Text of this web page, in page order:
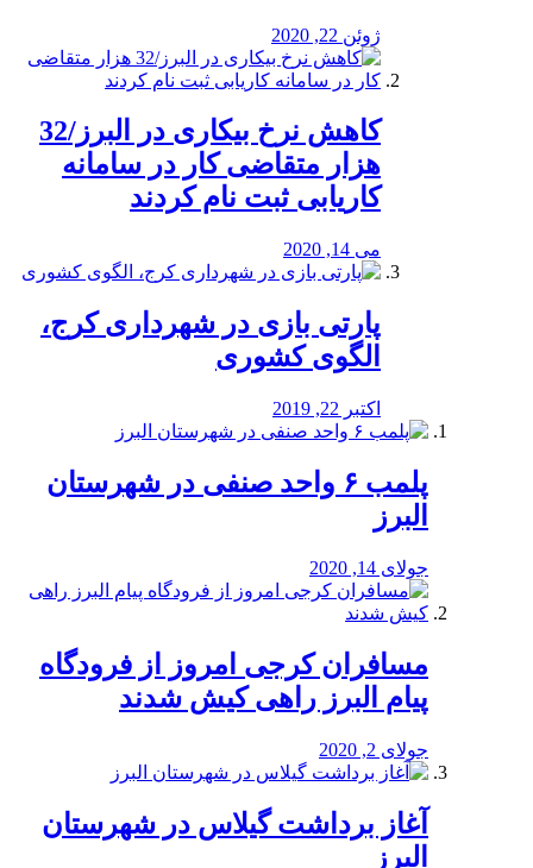
ژوئن 22, 2020
کاهش نرخ بیکاری در البرز/32
هزار متقاضی کار در سامانه
کاریابی ثبت نام کردند
می 14, 2020
پارتی بازی در شهرداری کرج،
الگوی کشوری
اکتبر 22, 2019
پلمب ۶ واحد صنفی در شهرستان
البرز
جولای 14, 2020
مسافران کرجی امروز از فرودگاه
پیام البرز راهی کیش شدند
جولای 2, 2020
آغاز برداشت گیلاس در شهرستان
البرز